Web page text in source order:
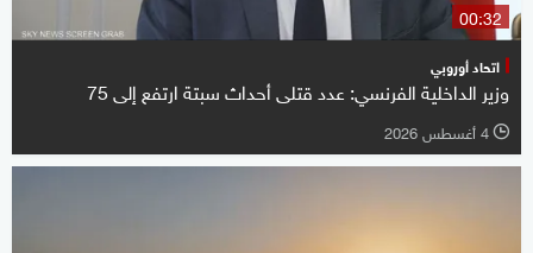
00:32
اتحاد أوروبي
وزير الداخلية الفرنسي: عدد قتلى أحداث سبتة ارتفع ‌إلى 75
l 4 أغسطس 2026